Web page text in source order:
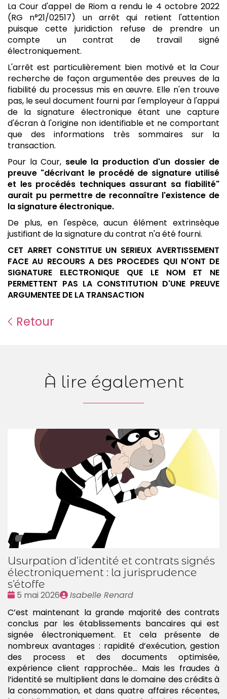
La Cour d'appel de Riom a rendu le 4 octobre 2022
(RG n°21/02517) un arrêt qui retient l'attention
puisque cette juridiction refuse de prendre un
compte un contrat de travail signé
électroniquement.
L'arrêt est particulièrement bien motivé et la Cour
recherche de façon argumentée des preuves de la
fiabilité du processus mis en œuvre. Elle n'en trouve
pas, le seul document fourni par l'employeur à l'appui
de la signature électronique étant une capture
d'écran à l'origine non identifiable et ne comportant
que des informations très sommaires sur la
transaction.
Pour la Cour, seule la production d'un dossier de
preuve "décrivant le procédé de signature utilisé
et les procédés techniques assurant sa fiabilité"
aurait pu permettre de reconnaître l'existence de
la signature électronique.
De plus, en l'espèce, aucun élément extrinsèque
justifiant de la signature du contrat n'a été fourni.
CET ARRET CONSTITUE UN SERIEUX AVERTISSEMENT
FACE AU RECOURS A DES PROCEDES QUI N'ONT DE
SIGNATURE ELECTRONIQUE QUE LE NOM ET NE
PERMETTENT PAS LA CONSTITUTION D'UNE PREUVE
ARGUMENTEE DE LA TRANSACTION
Retour
À lire également
Usurpation d’identité et contrats signés
électroniquement : la jurisprudence
s’étoffe
Date
5 mai 2026
Publié
Isabelle Renard
C’est maintenant la grande majorité des contrats
conclus par les établissements bancaires qui est
signée électroniquement. Et cela présente de
nombreux avantages : rapidité d’exécution, gestion
des process et des documents optimisée,
expérience client rapprochée… Mais les fraudes à
l’identité se multiplient dans le domaine des crédits à
la consommation, et dans quatre affaires récentes,